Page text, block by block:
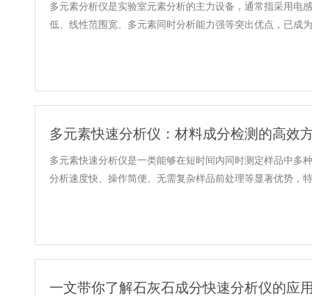
多元素分析仪是实验室元素分析的主力设备，通常指采用电
低、线性范围宽、多元素同时分析能力强等突出优点，已成
多元素快速分析仪：材料成分检测的高效
多元素快速分析仪是一类能够在短时间内同时测定样品中多
分析速度快、操作简便、无需复杂样品前处理等显著优势，
一文带你了解石灰石成分快速分析仪的应